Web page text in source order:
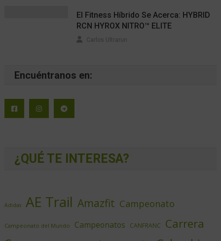
El Fitness Híbrido Se Acerca: HYBRID
RCN HYROX NITRO™ ELITE
Carlos Ultrarun
Encuéntranos en:
¿QUÉ TE INTERESA?
Adidas AE Trail Amazfit Campeonato
Campeonato del Mundo Campeonatos CANFRANC
Carrera